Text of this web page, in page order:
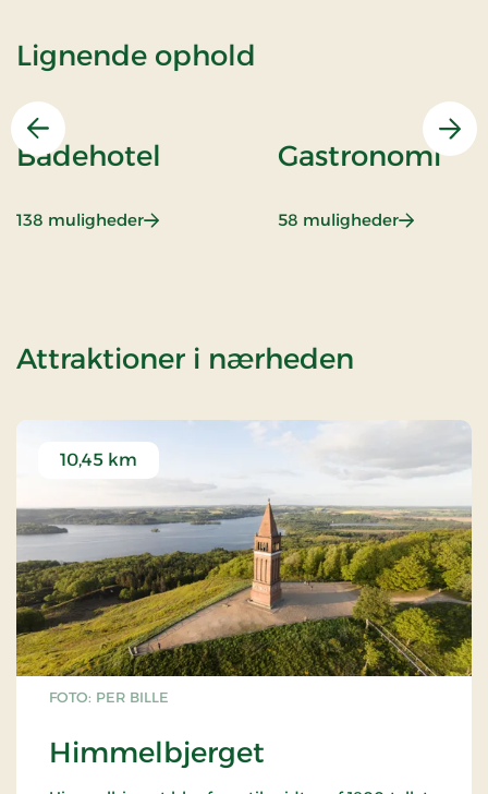
Lignende ophold
Forrige
Badehotel
138 muligheder: Badehotel
Gastronomi
58 muligheder:
Attraktioner i nærheden
FOTO: PER BILLE
Himmelbjerget
10,45 km